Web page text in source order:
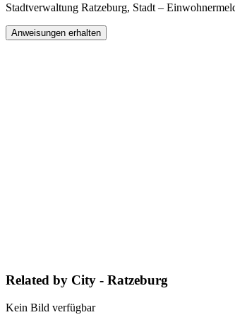
Stadtverwaltung Ratzeburg, Stadt –
Anweisungen erhalten
Related by City - Ratzeburg
Kein Bild verfügbar